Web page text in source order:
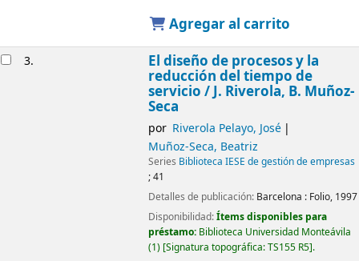
Agregar al carrito
3. El diseño de procesos y la
reducción del tiempo de
servicio /J. Riverola, B. Muñoz-
Seca
por Riverola Pelayo, José
Muñoz-Seca, Beatriz
Series Biblioteca IESE de gestión de empresas
; 41
Detalles de publicación: Barcelona : Folio, 1997
Disponibilidad:Ítems disponibles para
préstamo: Biblioteca Universidad Monteávila
(1) Signatura topográfica:TS155 R5 .